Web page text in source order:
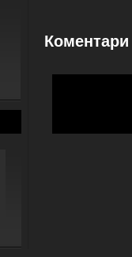
Коментари